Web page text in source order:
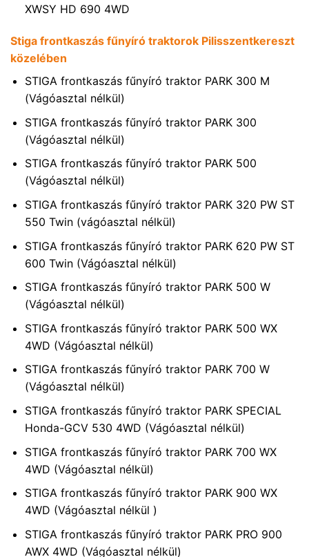
XWSY HD 690 4WD
Stiga frontkaszás fűnyíró traktorok Pilisszentkereszt
közelében
STIGA frontkaszás fűnyíró traktor PARK 300 M
(Vágóasztal nélkül)
STIGA frontkaszás fűnyíró traktor PARK 300
(Vágóasztal nélkül)
STIGA frontkaszás fűnyíró traktor PARK 500
(Vágóasztal nélkül)
STIGA frontkaszás fűnyíró traktor PARK 320 PW ST
550 Twin (vágóasztal nélkül)
STIGA frontkaszás fűnyíró traktor PARK 620 PW ST
600 Twin (Vágóasztal nélkül)
STIGA frontkaszás fűnyíró traktor PARK 500 W
(Vágóasztal nélkül)
STIGA frontkaszás fűnyíró traktor PARK 500 WX
4WD (Vágóasztal nélkül)
STIGA frontkaszás fűnyíró traktor PARK 700 W
(Vágóasztal nélkül)
STIGA frontkaszás fűnyíró traktor PARK SPECIAL
Honda-GCV 530 4WD (Vágóasztal nélkül)
STIGA frontkaszás fűnyíró traktor PARK 700 WX
4WD (Vágóasztal nélkül)
STIGA frontkaszás fűnyíró traktor PARK 900 WX
4WD (Vágóasztal nélkül )
STIGA frontkaszás fűnyíró traktor PARK PRO 900
AWX 4WD (Vágóasztal nélkül)